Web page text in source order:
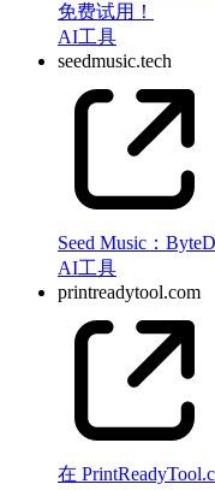
免费试用！
AI工具
seedmusic.tech
Seed Music：
AI工具
printreadytool.com
在